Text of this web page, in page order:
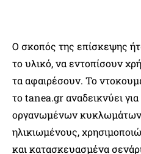
Ο σκοπός της επίσκεψης
το υλικό, να εντοπίσουν
τα αφαιρέσουν. Το
το tanea.gr αναδεικνύει
οργανωμένων κυκλωμάτων
ηλικιωμένους,
και κατασκευασμένα